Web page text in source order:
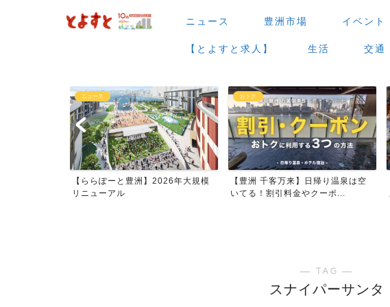
ニュース 豊洲市場 イベント
【とよすと求人】 生活 交通
ニュース
【ららぽーと豊洲】2026年大規模
リニューアル
おトク
【豊洲 千客万来】日帰り温泉は空
いてる！割引料金やクーポ...
― TAG ―
スナイパーサンタ